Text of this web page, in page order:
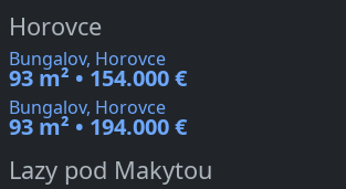
Horovce
Bungalov, Horovce
93 m² • 154.000 €
Bungalov, Horovce
93 m² • 194.000 €
Lazy pod Makytou